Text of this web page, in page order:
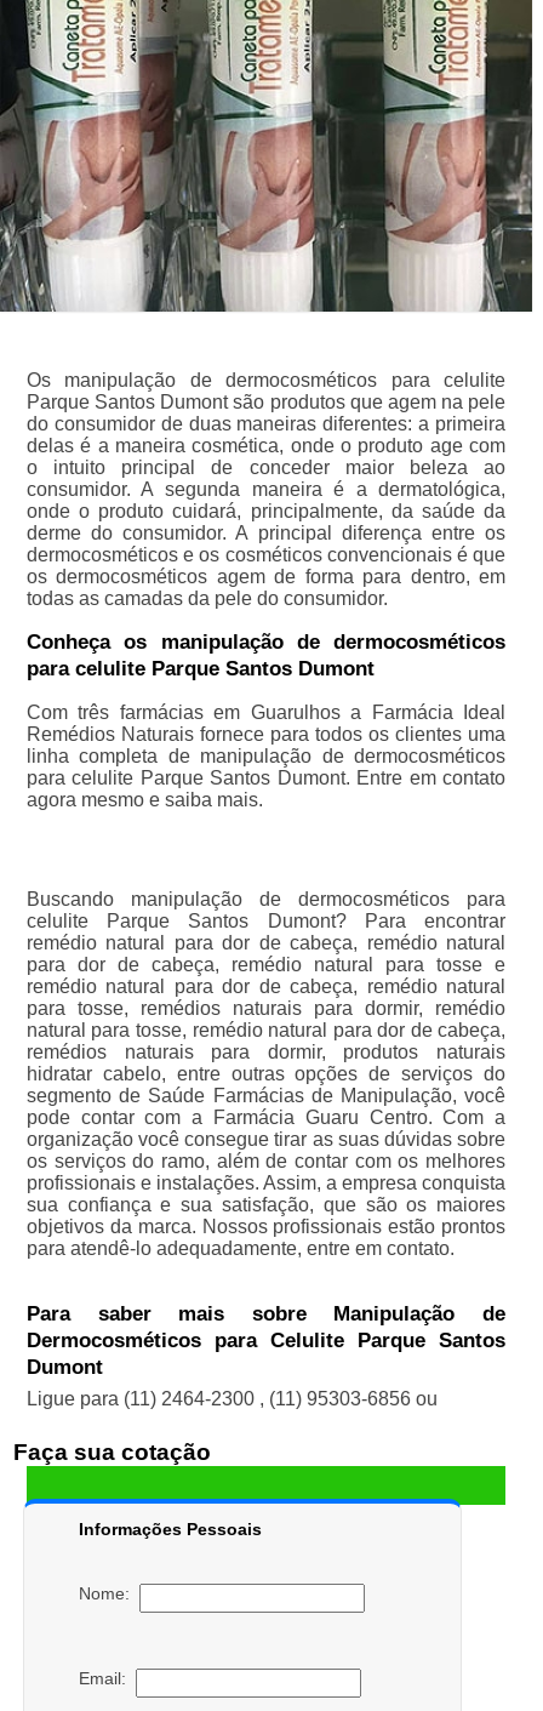
Os manipulação de dermocosméticos para celulite
Parque Santos Dumont são produtos que agem na pele
do consumidor de duas maneiras diferentes: a primeira
delas é a maneira cosmética, onde o produto age com
o intuito principal de conceder maior beleza ao
consumidor. A segunda maneira é a dermatológica,
onde o produto cuidará, principalmente, da saúde da
derme do consumidor. A principal diferença entre os
dermocosméticos e os cosméticos convencionais é que
os dermocosméticos agem de forma para dentro, em
todas as camadas da pele do consumidor.
Conheça os manipulação de dermocosméticos
para celulite Parque Santos Dumont
Com três farmácias em Guarulhos a Farmácia Ideal
Remédios Naturais fornece para todos os clientes uma
linha completa de manipulação de dermocosméticos
para celulite Parque Santos Dumont. Entre em contato
agora mesmo e saiba mais.
Buscando manipulação de dermocosméticos para
celulite Parque Santos Dumont? Para encontrar
remédio natural para dor de cabeça, remédio natural
para dor de cabeça, remédio natural para tosse e
remédio natural para dor de cabeça, remédio natural
para tosse, remédios naturais para dormir, remédio
natural para tosse, remédio natural para dor de cabeça,
remédios naturais para dormir, produtos naturais
hidratar cabelo, entre outras opções de serviços do
segmento de Saúde Farmácias de Manipulação, você
pode contar com a Farmácia Guaru Centro. Com a
organização você consegue tirar as suas dúvidas sobre
os serviços do ramo, além de contar com os melhores
profissionais e instalações. Assim, a empresa conquista
sua confiança e sua satisfação, que são os maiores
objetivos da marca. Nossos profissionais estão prontos
para atendê-lo adequadamente, entre em contato.
Para saber mais sobre Manipulação de
Dermocosméticos para Celulite Parque Santos
Dumont
Ligue para (11) 2464-2300 , (11) 95303-6856 ou
Faça sua cotação
Informações Pessoais
Nome:
Email: